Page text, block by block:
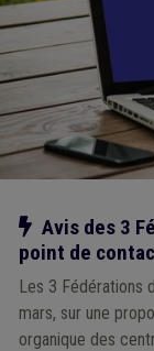
Notre action
Avis des 3
point de
Les 3 Fédérations
mars, sur une
organique des